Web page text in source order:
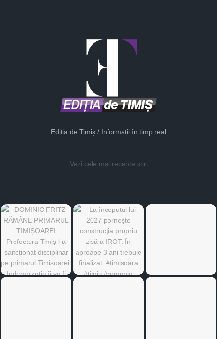
Ediția de Timiș / Informații în timp real
Vezi cele mai recente știri